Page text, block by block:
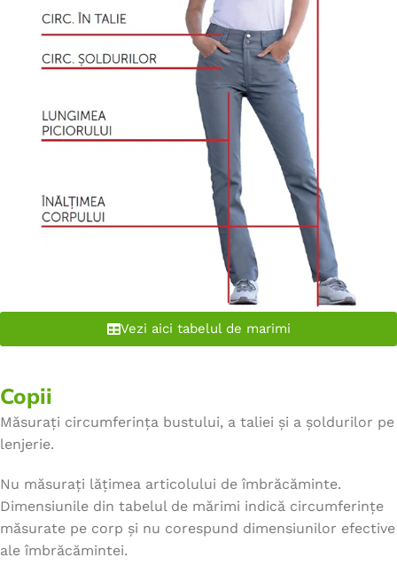
Vezi aici tabelul de marimi
Copii
Măsurați circumferința bustului, a taliei și a șoldurilor pe
lenjerie.
Nu măsurați lățimea articolului de îmbrăcăminte.
Dimensiunile din tabelul de mărimi indică circumferințe
măsurate pe corp și nu corespund dimensiunilor efective
ale îmbrăcămintei.